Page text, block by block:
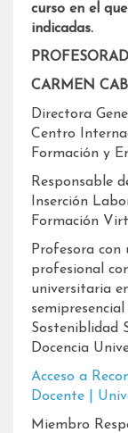
curso en el
indicadas.
CARMEN
Directora
Centro
Formación y
Responsable
Inserción
Formación
Profesora con
profesional
universitaria
Sosteniblidad
Docencia
Acceso a
Docente |
Miembro